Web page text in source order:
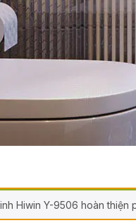
Hiwin Y-9506 hoàn